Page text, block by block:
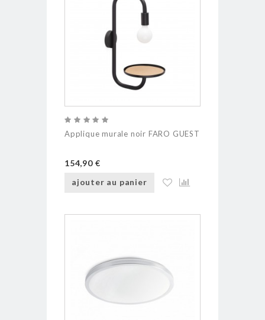
Applique murale noir FARO GUEST
154,90 €
ajouter au panier